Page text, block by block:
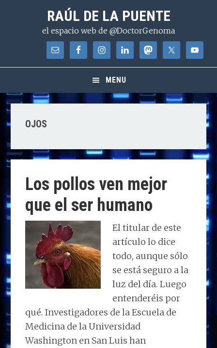
contenido
RAÚL DE LA PUENTE
el espacio web de @DoctorGenoma
MENU
OJOS
Los pollos ven mejor
que el ser humano
El titular de este
artículo lo dice
todo, aunque sólo
se está seguro a la
luz del día. Luego
entenderéis por
qué. Investigadores de la Escuela de
Medicina de la Universidad
Washington en San Luis han